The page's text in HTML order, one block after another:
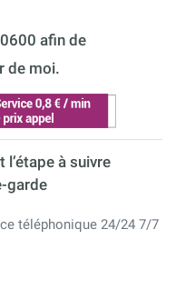
afin de
de moi.
à suivre
garde
téléphonique 24/24 7/7